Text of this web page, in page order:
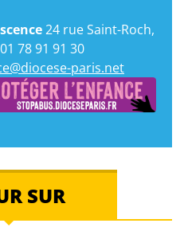
24 rue Saint-Roch,
78 91 91 30
paris.net
SUR